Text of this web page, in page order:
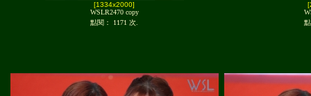
[1334x2000]
WSLR2470 copy
點閱： 1171 次.